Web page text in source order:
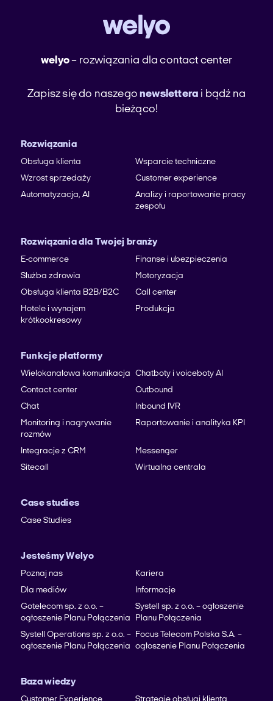
welyo– rozwiązania dla contact center
Zapisz się do naszegonewslettera i bądź na
bieżąco!
Rozwiązania
Obsługa klienta
Wsparcie techniczne
Wzrost sprzedaży
Customer experience
Automatyzacja, AI
Analizy i raportowanie pracy
zespołu
Rozwiązania dla Twojej branży
E-commerce
Finanse i ubezpieczenia
Służba zdrowia
Motoryzacja
Obsługa klienta B2B/B2C
Call center
Hotele i wynajem
krótkookresowy
Produkcja
Funkcje platformy
Wielokanałowa komunikacja Chatboty i voiceboty AI
Contact center
Outbound
Chat
Inbound IVR
Monitoring i nagrywanie
rozmów
Raportowanie i analityka KPI
Integracje z CRM
Messenger
Sitecall
Wirtualna centrala
Case studies
Case Studies
Jesteśmy Welyo
Poznaj nas
Kariera
Dla mediów
Informacje
Gotelecom sp. z o.o. –
ogłoszenie Planu Połączenia
Systell sp. z o.o. – ogłoszenie
Planu Połączenia
Systell Operations sp. z o.o. –
ogłoszenie Planu Połączenia
Focus Telecom Polska S.A. –
ogłoszenie Planu Połączenia
Baza wiedzy